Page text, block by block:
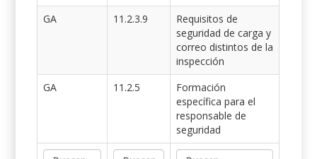
GA
11.2.3.9
Requisitos de
seguridad de carga y
correo distintos de la
inspección
GA
11.2.5
Formación
específica para el
responsable de
seguridad